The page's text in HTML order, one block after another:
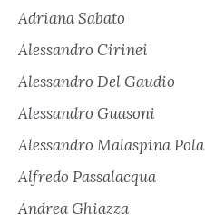
Adriana Sabato
Alessandro Cirinei
Alessandro Del Gaudio
Alessandro Guasoni
Alessandro Malaspina Pola
Alfredo Passalacqua
Andrea Ghiazza